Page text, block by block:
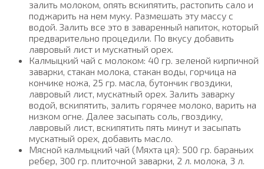
залить молоком, опять вскипятить, растопить сало и
поджарить на нем муку. Размешать эту массу с
водой. Залить все это в заваренный напиток, который
предварительно процедили. По вкусу добавить
лавровый лист и мускатный орех.
Калмыцкий чай с молоком: 40 гр. зеленой кирпичной
заварки, стакан молока, стакан воды, горчица на
кончике ножа, 25 гр. масла, бутончик гвоздики,
лавровый лист, мускатный орех. Залить заварку
водой, вскипятить, залить горячее молоко, варить на
низком огне. Далее засыпать соль, гвоздику,
лавровый лист, вскипятить пять минут и засыпать
мускатный орех, добавить масло.
Мясной калмыцкий чай (Мяхта ця): 500 гр. бараньих
ребер, 300 гр. плиточной заварки, 2 л. молока, 3 л.